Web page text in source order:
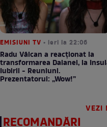
EMISIUNI TV • ieri la 22:06
Radu Vâlcan a reacționat la
transformarea Daianei, la
Iubirii - Reuniuni.
Prezentatorul: „Wow!”
VEZI
RECOMANDĂRI